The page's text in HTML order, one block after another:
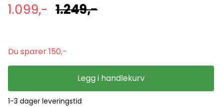
1.099,- 1.249,-
Du sparer 150,-
Legg i handlekurv
1-3 dager leveringstid